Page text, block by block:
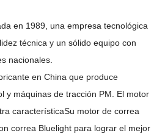
en 1989, una empresa tecnológica
técnica y un sólido equipo con
nacionales.
en China que produce
y máquinas de tracción PM. El motor
característicaSu motor de correa
correa Bluelight para lograr el mejor